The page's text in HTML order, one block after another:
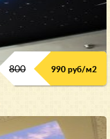
800 990 руб/м2